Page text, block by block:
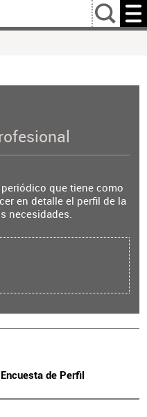
…
que tiene como
en detalle el perfil de la
necesidades.
de Perfil